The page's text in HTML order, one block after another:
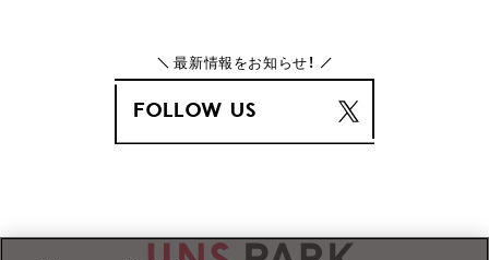
最新情報をお知らせ！
FOLLOW US